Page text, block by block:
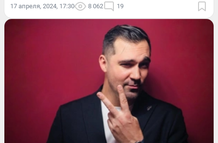
17 апреля, 2024, 17:30 8 062 19